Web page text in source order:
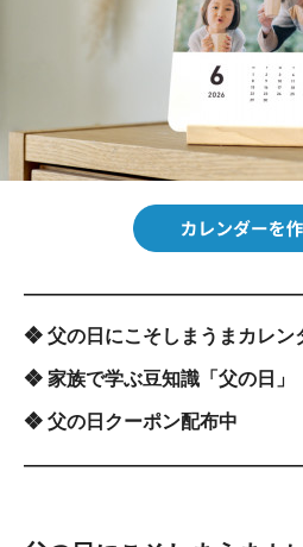
❖ 父の日にこそしまうまカレン
❖ 家族で学ぶ豆知識「父の日」
❖ 父の日クーポン配布中